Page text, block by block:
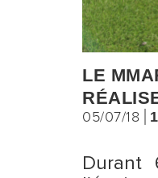
LE
05/07/18
Durant